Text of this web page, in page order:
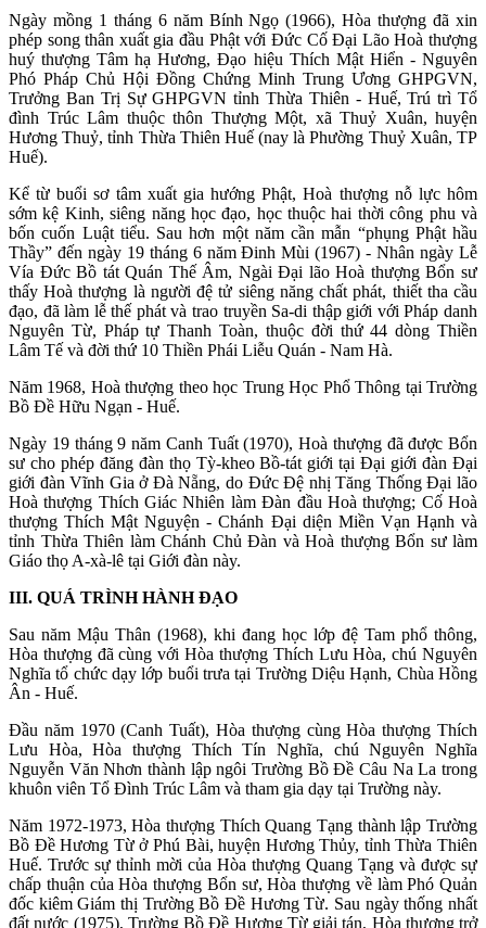
Ngày mồng 1 tháng 6 năm Bính Ngọ (1966), Hòa thượng đã xin
phép song thân xuất gia đầu Phật với Đức Cố Đại Lão Hoà thượng
huý thượng Tâm hạ Hương, Đạo hiệu Thích Mật Hiển - Nguyên
Phó Pháp Chủ Hội Đồng Chứng Minh Trung Ương GHPGVN,
Trưởng Ban Trị Sự GHPGVN tỉnh Thừa Thiên - Huế, Trú trì Tổ
đình Trúc Lâm thuộc thôn Thượng Một, xã Thuỷ Xuân, huyện
Hương Thuỷ, tỉnh Thừa Thiên Huế (nay là Phường Thuỷ Xuân, TP
Huế).
Kể từ buổi sơ tâm xuất gia hướng Phật, Hoà thượng nỗ lực hôm
sớm kệ Kinh, siêng năng học đạo, học thuộc hai thời công phu và
bốn cuốn Luật tiểu. Sau hơn một năm cần mẫn “phụng Phật hầu
Thầy” đến ngày 19 tháng 6 năm Đinh Mùi (1967) - Nhân ngày Lễ
Vía Đức Bồ tát Quán Thế Âm, Ngài Đại lão Hoà thượng Bổn sư
thấy Hoà thượng là người đệ tử siêng năng chất phát, thiết tha cầu
đạo, đã làm lễ thế phát và trao truyền Sa-di thập giới với Pháp danh
Nguyên Từ, Pháp tự Thanh Toàn, thuộc đời thứ 44 dòng Thiền
Lâm Tế và đời thứ 10 Thiền Phái Liễu Quán - Nam Hà.
Năm 1968, Hoà thượng theo học Trung Học Phổ Thông tại Trường
Bồ Đề Hữu Ngạn - Huế.
Ngày 19 tháng 9 năm Canh Tuất (1970), Hoà thượng đã được Bổn
sư cho phép đăng đàn thọ Tỳ-kheo Bồ-tát giới tại Đại giới đàn Đại
giới đàn Vĩnh Gia ở Đà Nẵng, do Đức Đệ nhị Tăng Thống Đại lão
Hoà thượng Thích Giác Nhiên làm Đàn đầu Hoà thượng; Cố Hoà
thượng Thích Mật Nguyện - Chánh Đại diện Miền Vạn Hạnh và
tỉnh Thừa Thiên làm Chánh Chủ Đàn và Hoà thượng Bổn sư làm
Giáo thọ A-xà-lê tại Giới đàn này.
III. QUÁ TRÌNH HÀNH ĐẠO
Sau năm Mậu Thân (1968), khi đang học lớp đệ Tam phổ thông,
Hòa thượng đã cùng với Hòa thượng Thích Lưu Hòa, chú Nguyên
Nghĩa tổ chức dạy lớp buổi trưa tại Trường Diệu Hạnh, Chùa Hồng
Ân - Huế.
Đầu năm 1970 (Canh Tuất), Hòa thượng cùng Hòa thượng Thích
Lưu Hòa, Hòa thượng Thích Tín Nghĩa, chú Nguyên Nghĩa
Nguyễn Văn Nhơn thành lập ngôi Trường Bồ Đề Câu Na La trong
khuôn viên Tổ Đình Trúc Lâm và tham gia dạy tại Trường này.
Năm 1972-1973, Hòa thượng Thích Quang Tạng thành lập Trường
Bồ Đề Hương Từ ở Phú Bài, huyện Hương Thủy, tỉnh Thừa Thiên
Huế. Trước sự thỉnh mời của Hòa thượng Quang Tạng và được sự
chấp thuận của Hòa thượng Bổn sư, Hòa thượng về làm Phó Quản
đốc kiêm Giám thị Trường Bồ Đề Hương Từ. Sau ngày thống nhất
đất nước (1975), Trường Bồ Đề Hương Từ giải tán, Hòa thượng trở